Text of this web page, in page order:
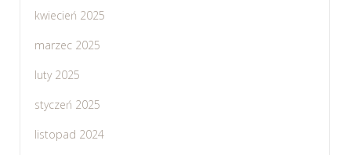
kwiecień 2025
marzec 2025
luty 2025
styczeń 2025
listopad 2024